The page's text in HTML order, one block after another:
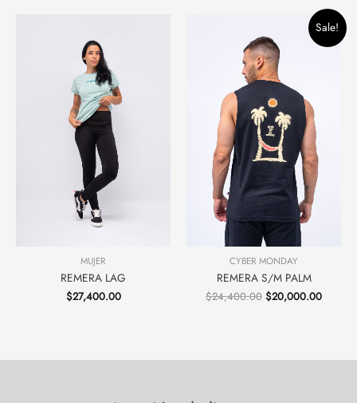
MUJER
REMERA LAG
$27,400.00
Sale!
CYBER MONDAY
REMERA S/M PALM
$24,400.00
was:
$24,400.00.
$20,000.00
Current
price
is: